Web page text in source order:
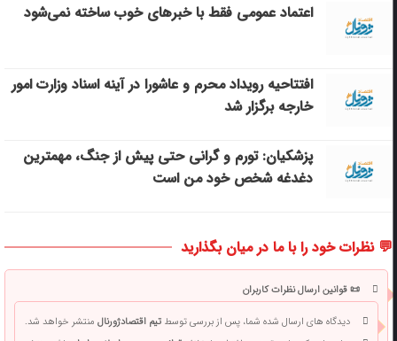
اعتماد عمومی فقط با خبرهای خوب ساخته نمی‌شود
افتتاحیه رویداد محرم و عاشورا در آینه اسناد وزارت امور
خارجه برگزار شد
پزشکیان: تورم و گرانی حتی پیش از جنگ، مهمترین
دغدغه شخص خود من است
💬 نظرات خود را با ما در میان بگذارید
📜 قوانین ارسال نظرات کاربران
دیدگاه های ارسال شده شما، پس از بررسی توسطتیم اقتصادژورنالمنتشر خواهد شد.